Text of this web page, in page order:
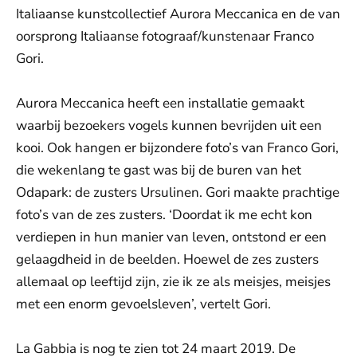
Italiaanse kunstcollectief Aurora Meccanica en de van
oorsprong Italiaanse fotograaf/kunstenaar Franco
Gori.
Aurora Meccanica heeft een installatie gemaakt
waarbij bezoekers vogels kunnen bevrijden uit een
kooi. Ook hangen er bijzondere foto’s van Franco Gori,
die wekenlang te gast was bij de buren van het
Odapark: de zusters Ursulinen. Gori maakte prachtige
foto’s van de zes zusters. ‘Doordat ik me echt kon
verdiepen in hun manier van leven, ontstond er een
gelaagdheid in de beelden. Hoewel de zes zusters
allemaal op leeftijd zijn, zie ik ze als meisjes, meisjes
met een enorm gevoelsleven’, vertelt Gori.
La Gabbia is nog te zien tot 24 maart 2019. De